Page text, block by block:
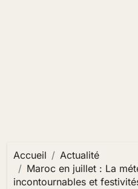
Accueil
Actualité
Maroc en juillet : La
incontournables et